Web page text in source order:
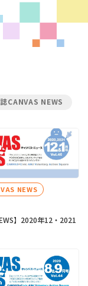
CANVAS NEWS
NEWS
】2020年12・2021